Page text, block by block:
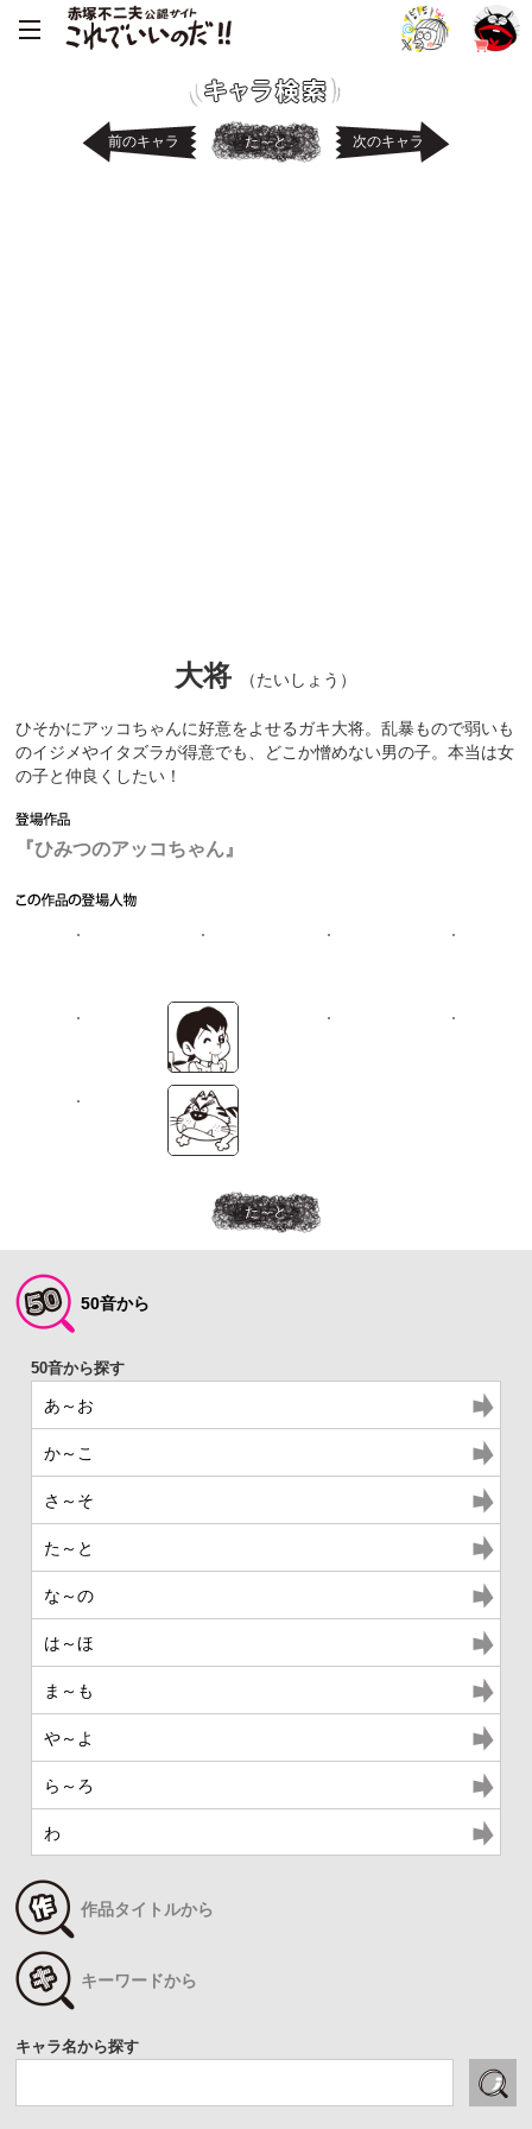
前のキャラ た～と 次のキャラ
大将 （たいしょう）
ひそかにアッコちゃんに好意をよせるガキ大将。乱暴もので弱いも
のイジメやイタズラが得意でも、どこか憎めない男の子。本当は女
の子と仲良くしたい！
『ひみつのアッコちゃん』
た～と
50音から
あ～お
か～こ
さ～そ
た～と
な～の
は～ほ
ま～も
や～よ
ら～ろ
わ
作品タイトルから
キーワードから
キャラ名から探す